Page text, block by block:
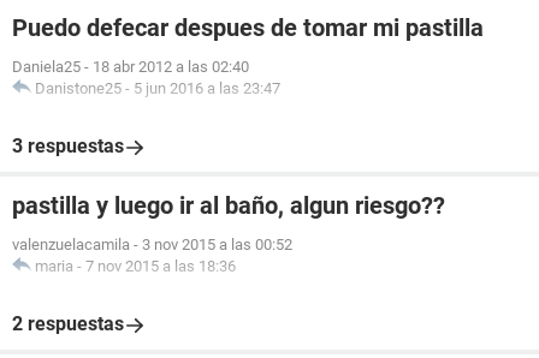
Puedo defecar despues de tomar mi pastilla
Daniela25 - 18 abr 2012 a las 02:40
Danistone25 - 5 jun 2016 a las 23:47
3 respuestas
pastilla y luego ir al baño, algun riesgo??
valenzuelacamila - 3 nov 2015 a las 00:52
maria - 7 nov 2015 a las 18:36
2 respuestas